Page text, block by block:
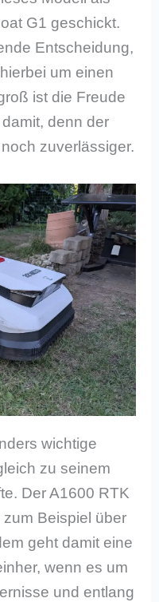
G1 geschickt.
Entscheidung,
um einen
ist die Freude
denn der
zuverlässiger.
wichtige
zu seinem
Der A1600 RTK
Beispiel über
geht damit eine
wenn es um
und entlang